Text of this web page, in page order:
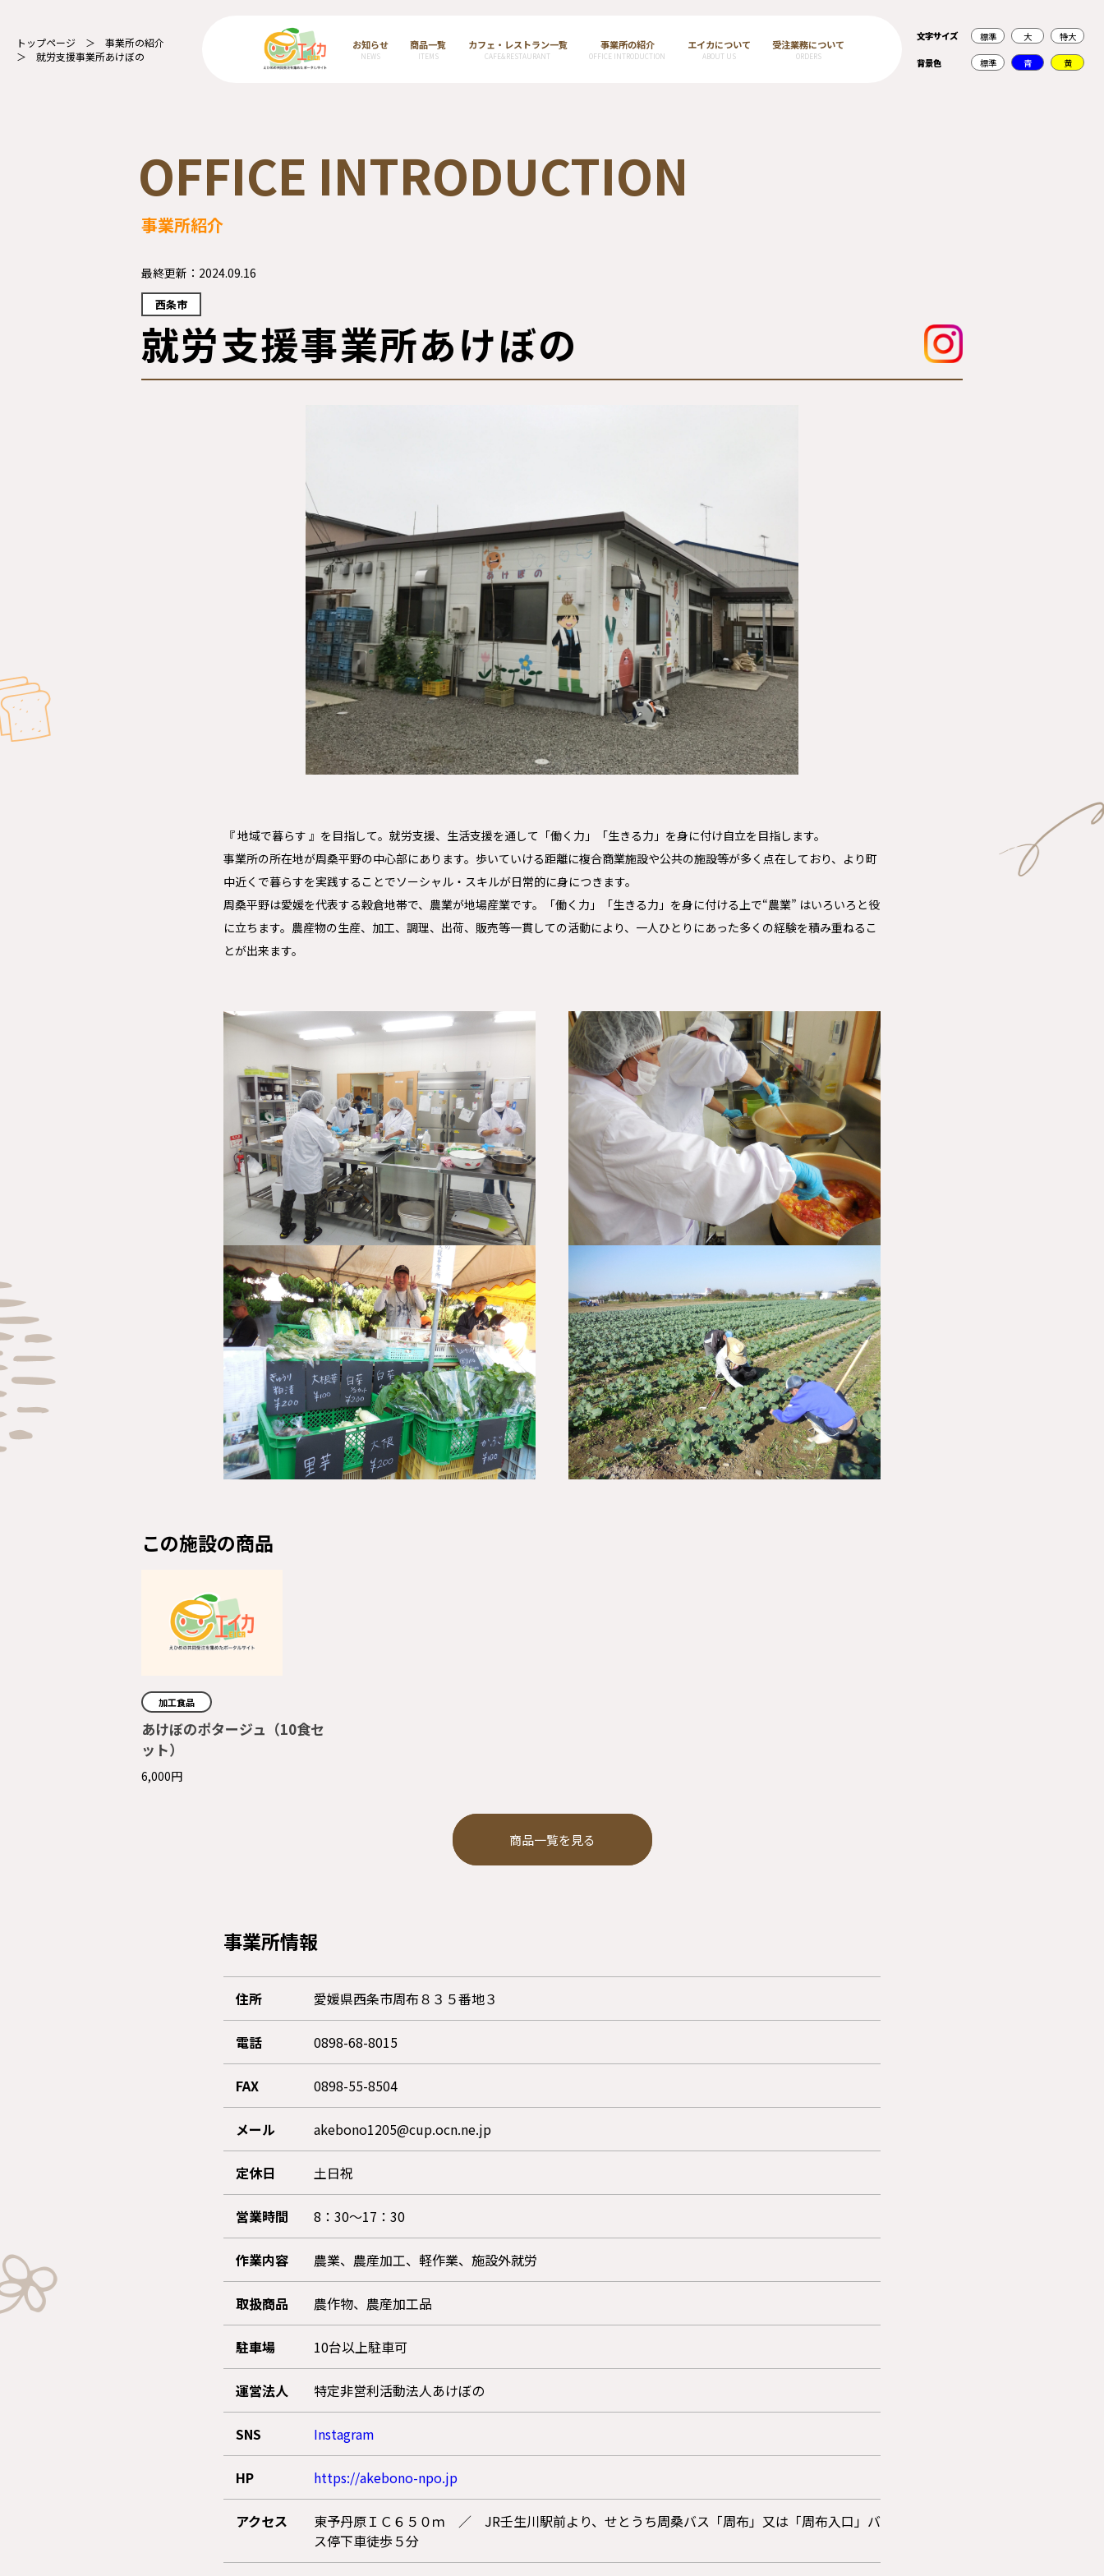
お知らせ
NEWS
商品一覧
ITEMS
カフェ・レストラン一覧
CAFE&RESTAURANT
事業所の紹介
OFFICE INTRODUCTION
エイカについて
ABOUT US
受注業務について
ORDERS
文字サイズ 標準 大 特大
背景色 標準 青 黄
トップページ
事業所の紹介
就労支援事業所あけぼの
OFFICE INTRODUCTION
事業所紹介
最終更新： 2024.09.16
西条市
就労支援事業所あけぼの
『 地域で暮らす 』を目指して。就労支援、生活支援を通して「働く力」「生きる力」を身に付け自立を目指します。
事業所の所在地が周桑平野の中心部にあります。歩いていける距離に複合商業施設や公共の施設等が多く点在しており、より町
中近くで暮らすを実践することでソーシャル・スキルが日常的に身につきます。
周桑平野は愛媛を代表する穀倉地帯で、農業が地場産業です。「働く力」「生きる力」を身に付ける上で“農業” はいろいろと役
に立ちます。農産物の生産、加工、調理、出荷、販売等一貫しての活動により、一人ひとりにあった多くの経験を積み重ねるこ
とが出来ます。
この施設の商品
加工食品
あけぼのポタージュ（10食セ
ット）
6,000円
商品一覧を見る
事業所情報
住所 愛媛県西条市周布８３５番地３
電話 0898-68-8015
FAX 0898-55-8504
メール akebono1205@cup.ocn.ne.jp
定休日 土日祝
営業時間 8：30～17：30
作業内容 農業、農産加工、軽作業、施設外就労
取扱商品 農作物、農産加工品
駐車場 10台以上駐車可
運営法人 特定非営利活動法人あけぼの
SNS Instagram
HP https://akebono-npo.jp
アクセス
東予丹原ＩＣ６５０ｍ ／ JR壬生川駅前より、せとうち周桑バス「周布」又は「周布入口」バ
ス停下車徒歩５分